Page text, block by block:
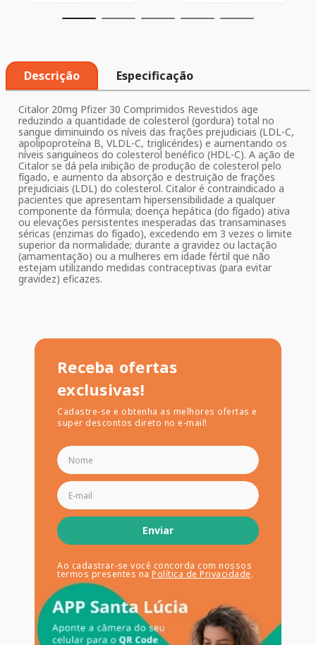
Descrição Especificação
Citalor 20mg Pfizer 30 Comprimidos Revestidos age
reduzindo a quantidade de colesterol (gordura) total no
sangue diminuindo os níveis das frações prejudiciais (LDL-C,
apolipoproteína B, VLDL-C, triglicérides) e aumentando os
níveis sanguíneos do colesterol benéfico (HDL-C). A ação de
Citalor se dá pela inibição de produção de colesterol pelo
fígado, e aumento da absorção e destruição de frações
prejudiciais (LDL) do colesterol. Citalor é contraindicado a
pacientes que apresentam hipersensibilidade a qualquer
componente da fórmula; doença hepática (do fígado) ativa
ou elevações persistentes inesperadas das transaminases
séricas (enzimas do fígado), excedendo em 3 vezes o limite
superior da normalidade; durante a gravidez ou lactação
(amamentação) ou a mulheres em idade fértil que não
estejam utilizando medidas contraceptivas (para evitar
gravidez) eficazes.
Receba ofertas
exclusivas!
Cadastre-se e obtenha as melhores ofertas e
super descontos direto no e-mail!
Enviar
Ao cadastrar-se você concorda com nossos
termos presentes na Política de Privacidade.